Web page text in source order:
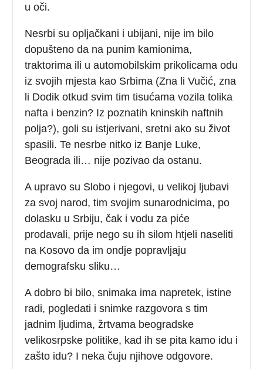
u oči.
Nesrbi su opljačkani i ubijani, nije im bilo
dopušteno da na punim kamionima,
traktorima ili u automobilskim prikolicama odu
iz svojih mjesta kao Srbima (Zna li Vučić, zna
li Dodik otkud svim tim tisućama vozila tolika
nafta i benzin? Iz poznatih kninskih naftnih
polja?), goli su istjerivani, sretni ako su život
spasili. Te nesrbe nitko iz Banje Luke,
Beograda ili… nije pozivao da ostanu.
A upravo su Slobo i njegovi, u velikoj ljubavi
za svoj narod, tim svojim sunarodnicima, po
dolasku u Srbiju, čak i vodu za piće
prodavali, prije nego su ih silom htjeli naseliti
na Kosovo da im ondje popravljaju
demografsku sliku…
A dobro bi bilo, snimaka ima napretek, istine
radi, pogledati i snimke razgovora s tim
jadnim ljudima, žrtvama beogradske
velikosrpske politike, kad ih se pita kamo idu i
zašto idu? I neka čuju njihove odgovore.